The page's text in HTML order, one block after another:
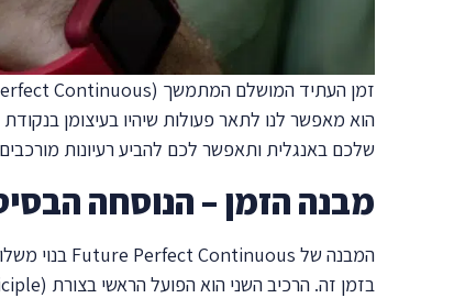
הוא מאפשר לנו לתאר פעולות שיהיו בעיצומן
שלכם באנגלית ותאפשר לכם להביע רעיונות
מבנה הזמן – הנוסחה